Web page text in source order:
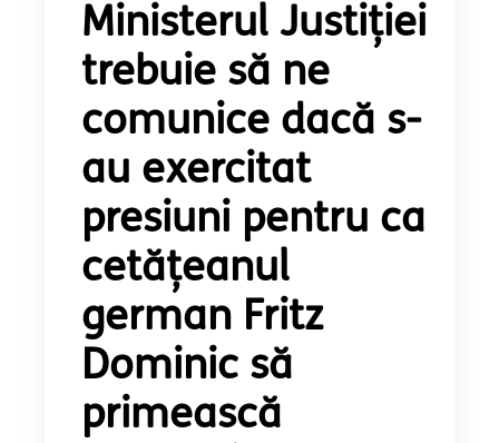
Ministerul Justiției
trebuie să ne
comunice dacă s-
au exercitat
presiuni pentru ca
cetățeanul
german Fritz
Dominic să
primească